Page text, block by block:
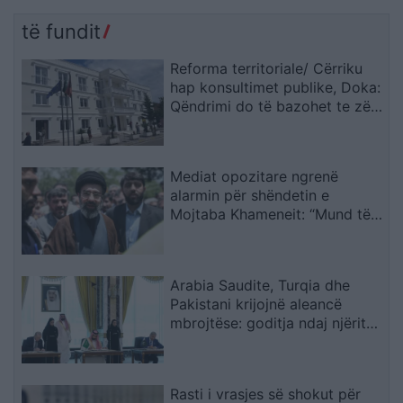
të fundit
Reforma territoriale/ Cërriku
hap konsultimet publike, Doka:
Qëndrimi do të bazohet te zëri
Mediat opozitare ngrenë
alarmin për shëndetin e
Mojtaba Khameneit: “Mund të
Arabia Saudite, Turqia dhe
Pakistani krijojnë aleancë
mbrojtëse: goditja ndaj njërit
Rasti i vrasjes së shokut për